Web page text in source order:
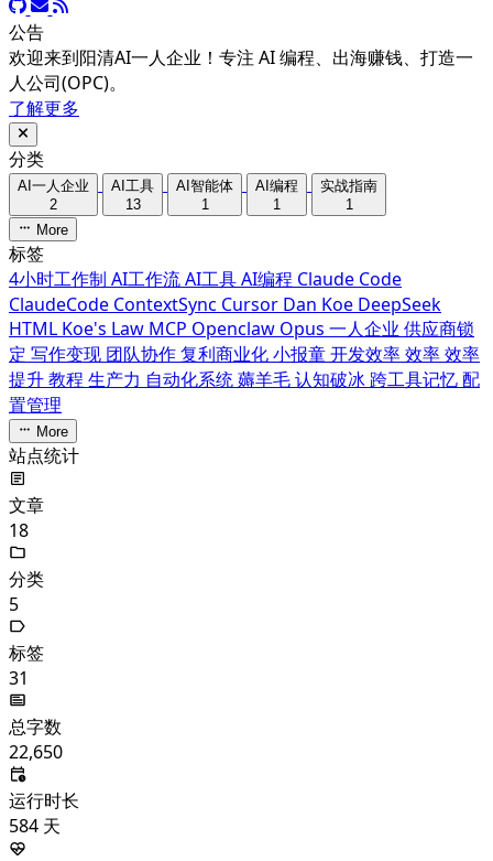
公告
欢迎来到阳清AI一人企业！专注 AI 编程、出海赚钱、打造一
人公司(OPC)。
了解更多
分类
AI一人企业
2
AI工具
13
AI智能体
1
AI编程
1
实战指南
1
More
标签
4小时工作制 AI工作流AI工具AI编程 Claude Code
ClaudeCode ContextSync Cursor Dan Koe DeepSeek
HTML Koe's Law MCP Openclaw Opus 一人企业 供应商锁
定 写作变现 团队协作复利商业化小报童开发效率效率效率
提升教程 生产力 自动化系统薅羊毛认知破冰 跨工具记忆配
置管理
More
站点统计
文章
18
分类
5
标签
31
总字数
22,650
运行时长
584 天